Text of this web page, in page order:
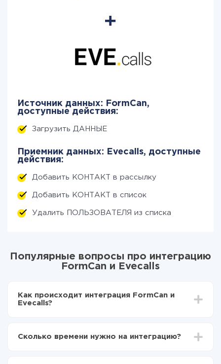
Источник данных: FormCan,
доступные действия:
Загрузить ДАННЫЕ
Приемник данных: Evecalls, доступные
действия:
Добавить КОНТАКТ в рассылку
Добавить КОНТАКТ в список
Удалить ПОЛЬЗОВАТЕЛЯ из списка
Популярные вопросы про интеграцию
FormCan и Evecalls
Как происходит интеграция FormCan и
Evecalls?
Выбираете какие данные передавать из FormCan
Сколько времени нужно на интеграцию?